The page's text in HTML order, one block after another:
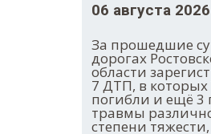
06 августа 2026
За прошедшие
дорогах
области
7 ДТП, в которых
погибли и ещё 3
травмы
степени тяжести,